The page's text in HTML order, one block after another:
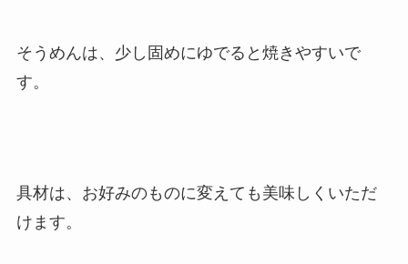
そうめんは、少し固めにゆでると焼きやすいで
す。
具材は、お好みのものに変えても美味しくいただ
けます。